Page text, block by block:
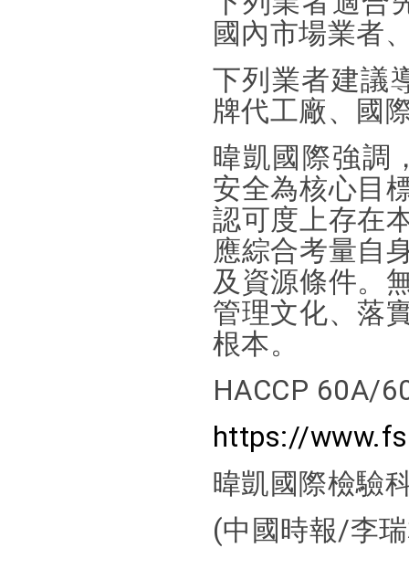
國內市場業者
下列業者建議
牌代工廠、國
暐凱國際強調
安全為核心目
認可度上存在
應綜合考量自
及資源條件。
管理文化、落
根本。
HACCP 60A/
https://
暐凱國際檢驗
(中國時報/李